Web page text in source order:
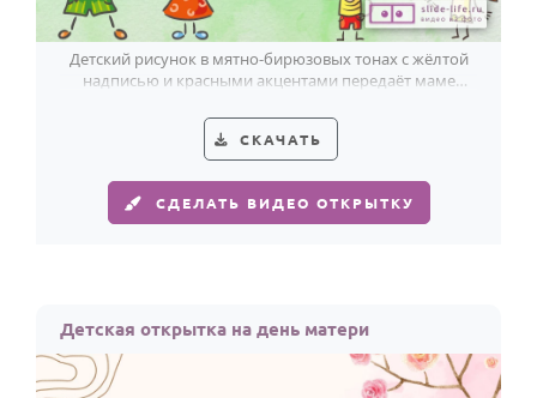
Детский рисунок в мятно-бирюзовых тонах с жёлтой
надписью и красными акцентами передаёт маме
СКАЧАТЬ
СДЕЛАТЬ ВИДЕО ОТКРЫТКУ
Детская открытка на день матери